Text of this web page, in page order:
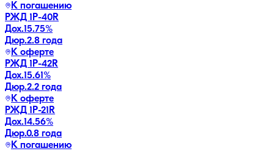
К погашению
РЖД 1Р-40R
Дох.15.75%
Дюр.2.8 года
К оферте
РЖД 1Р-42R
Дох.15.61%
Дюр.2.2 года
К оферте
РЖД 1Р-21R
Дох.14.56%
Дюр.0.8 года
К погашению